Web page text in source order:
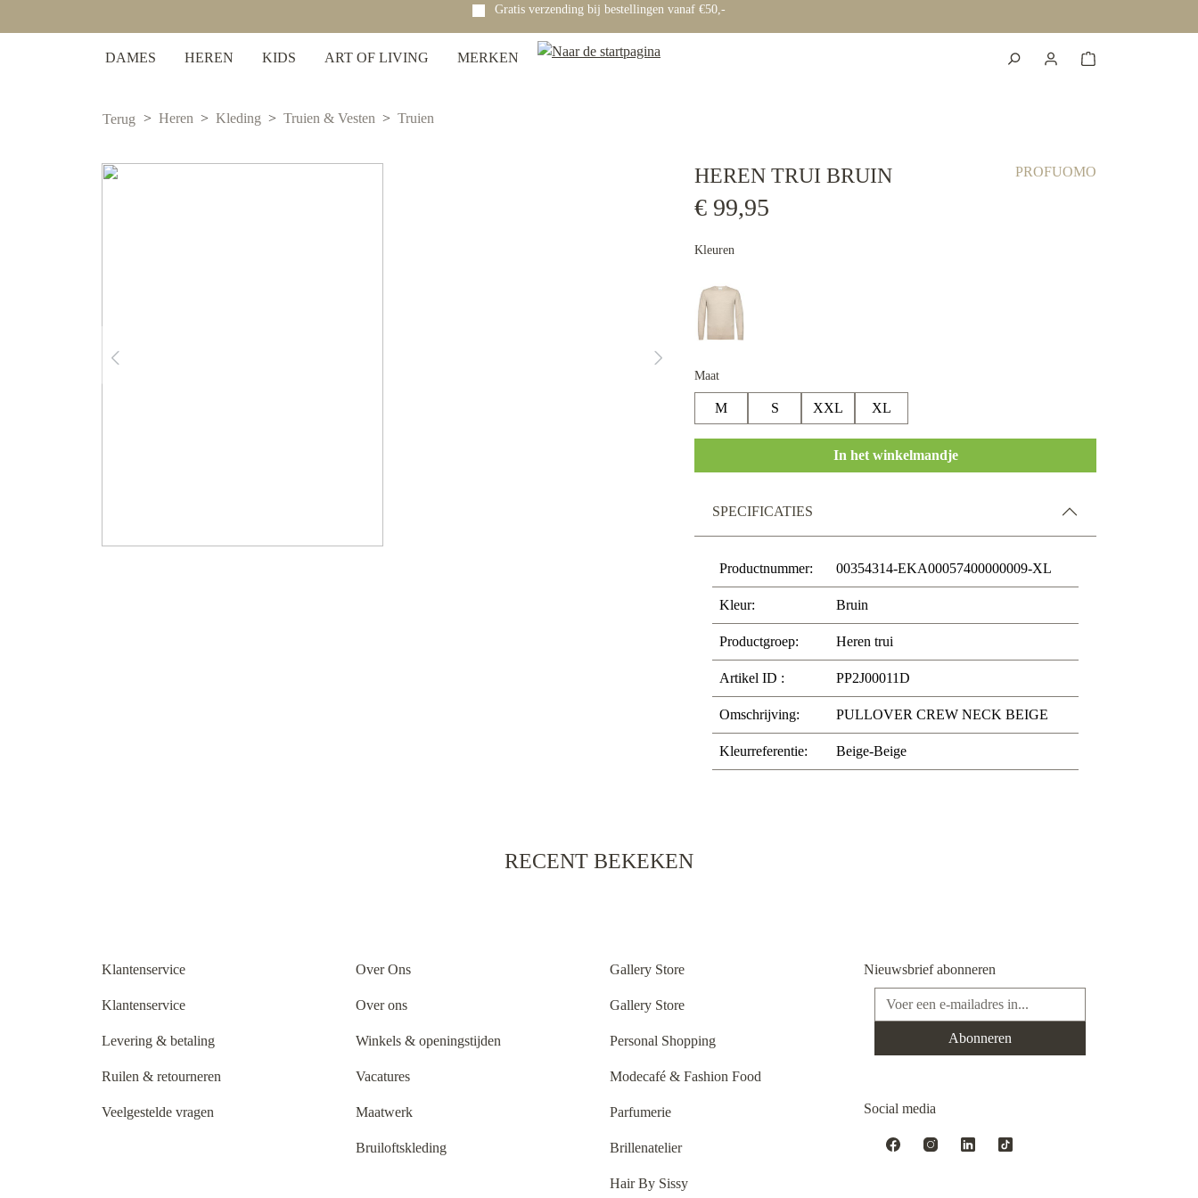
Gratis verzending bij bestellingen vanaf €50,-
DAMES HEREN KIDS ART OF LIVING MERKEN
Terug Heren Kleding Truien & Vesten Truien
HEREN TRUI BRUIN PROFUOMO
€ 99,95
Kleuren
Maat
M S XXL XL
In het winkelmandje
SPECIFICATIES
Productnummer: 00354314-EKA00057400000009-XL
Kleur: Bruin
Productgroep: Heren trui
Artikel ID : PP2J00011D
Omschrijving: PULLOVER CREW NECK BEIGE
Kleurreferentie: Beige-Beige
RECENT BEKEKEN
Klantenservice
Klantenservice
Levering & betaling
Ruilen & retourneren
Veelgestelde vragen
Over Ons
Over ons
Winkels & openingstijden
Vacatures
Maatwerk
Bruiloftskleding
Gallery Store
Gallery Store
Personal Shopping
Modecafé & Fashion Food
Parfumerie
Brillenatelier
Hair By Sissy
Nieuwsbrief abonneren
E-mailadres*
Abonneren
Social media